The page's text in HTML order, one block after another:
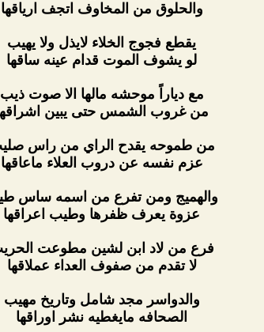
والحلوق من المخاوف اتجف ارياقها
يقطع فجوج الخلاء لايذل ولا يهيب
لو يشوف الموت قدام عينه ساقها
مع دياراً موحشه مالها الا صوت ذيب
من غروب الشمس حتى يبين
من طموحه يقدح الراي من راس
عزم نفسه عن دروب العلاء ماعاقها
والهميج ومن تفرع من اسمه ساس
عزوة يعرف ظفرها وطيب اعراقها
فرع من لاد ابن لشين مطوعت
لا تقدم من صفوف العداء عملاقها
والدواسر مجد شامل وتاريخ مهيب
الصحافه مايغطيه نشر اوراقها